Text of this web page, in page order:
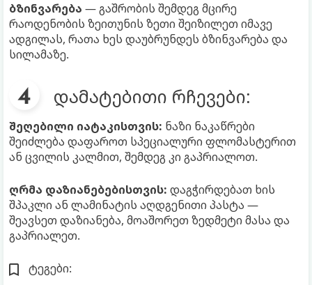
ბზინვარება — გაშრობის შემდეგ მცირე
რაოდენობის ზეითუნის ზეთი შეიზილეთ იმავე
ადგილას, რათა ხეს დაუბრუნდეს ბზინვარება და
სილამაზე.
დამატებითი რჩევები:
შეღებილი იატაკისთვის: ნაზი ნაკაწრები
შეიძლება დაფაროთ სპეციალური ფლომასტერით
ან ცვილის კალმით, შემდეგ კი გაპრიალოთ.
ღრმა დაზიანებებისთვის: დაგჭირდებათ ხის
შპაკლი ან ლამინატის აღდგენითი პასტა —
შეავსეთ დაზიანება, მოაშორეთ ზედმეტი მასა და
გაპრიალეთ.
ტეგები: